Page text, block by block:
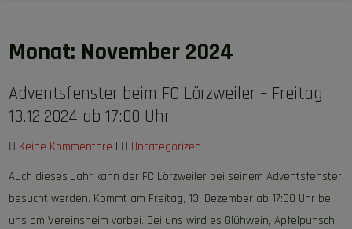
Monat: November 2024
Adventsfenster beim FC Lörzweiler – Freitag
13.12.2024 ab 17:00 Uhr
Keine Kommentare |
Uncategorized
Auch dieses Jahr kann der FC Lörzweiler bei seinem Adventsfenster
besucht werden. Kommt am Freitag, 13. Dezember ab 17:00 Uhr bei
uns am Vereinsheim vorbei. Bei uns wird es Glühwein, Apfelpunsch